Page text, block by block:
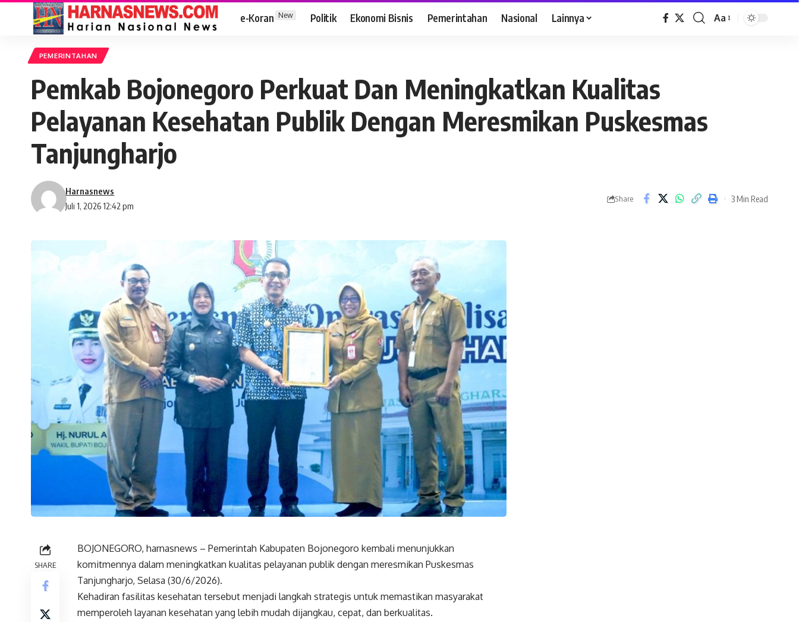
e-Koran New Politik Ekonomi Bisnis Pemerintahan Nasional Lainnya Aa
PEMERINTAHAN
Pemkab Bojonegoro Perkuat Dan Meningkatkan Kualitas
Pelayanan Kesehatan Publik Dengan Meresmikan Puskesmas
Tanjungharjo
Juli 1, 2026 12:42 pm
Harnasnews
Share 3 Min Read
SHARE
BOJONEGORO, harnasnews – Pemerintah Kabupaten Bojonegoro kembali menunjukkan
komitmennya dalam meningkatkan kualitas pelayanan publik dengan meresmikan Puskesmas
Tanjungharjo, Selasa (30/6/2026).
Kehadiran fasilitas kesehatan tersebut menjadi langkah strategis untuk memastikan masyarakat
memperoleh layanan kesehatan yang lebih mudah dijangkau, cepat, dan berkualitas.